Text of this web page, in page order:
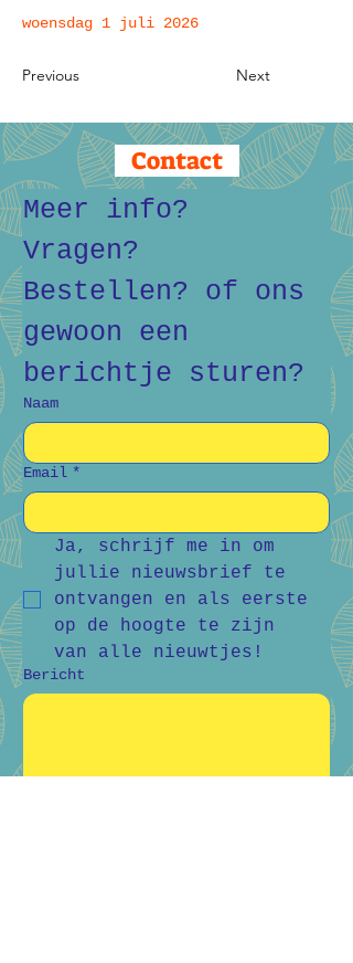
woensdag 1 juli 2026
Previous Next
Contact
Meer info?
Vragen?
Bestellen? of ons
gewoon een
berichtje sturen?
Naam
Email *
Ja, schrijf me in om
jullie nieuwsbrief te
ontvangen en als eerste
op de hoogte te zijn
van alle nieuwtjes!
Bericht